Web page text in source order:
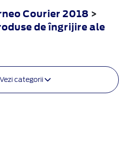
Courier 2018 >
de îngrijire ale
Vezi categorii